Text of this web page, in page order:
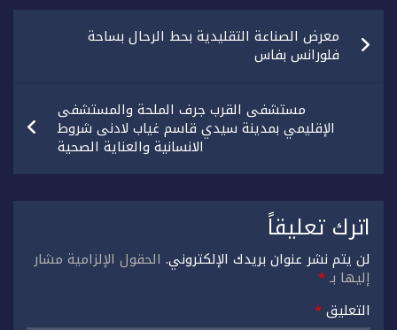
تصفّح
المقالاتمعرض الصناعة التقليدية بحط الرحال بساحة
فلورانس بفاس
مستشفى القرب جرف الملحة والمستشفى
الإقليمي بمدينة سيدي قاسم غياب لادنى شروط
الانسانية والعناية الصحية
اترك تعليقاً
لن يتم نشر عنوان بريدك الإلكتروني. الحقول الإلزامية مشار
إليها بـ*
التعليق*